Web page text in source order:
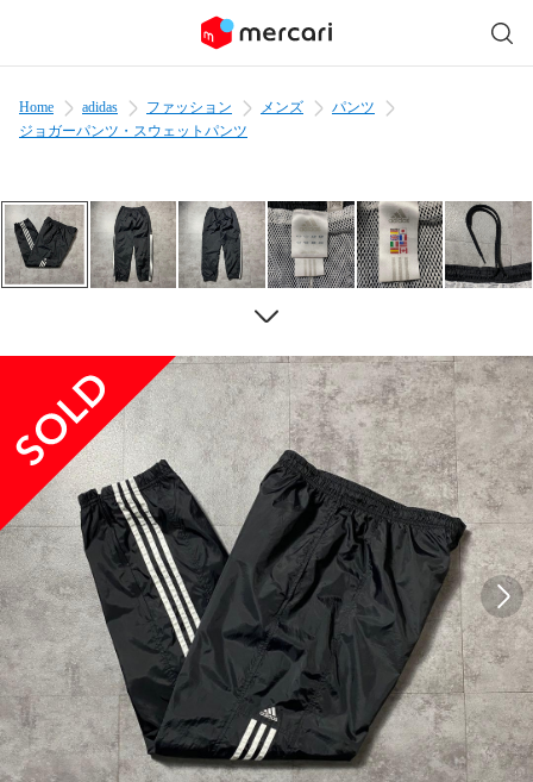
Home adidas ファッション メンズ
パンツ
ジョガーパンツ・スウェットパンツ